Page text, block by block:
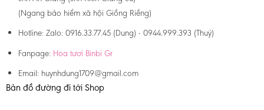
(Ngang bảo hiểm xã hội Giồng Riềng)
Hotline: Zalo: 0916.33.77.45 (Dung) - 0944.999.393 (Thuý)
Fanpage: Hoa tươi Binbi Gr
Email: huynhdung1709@gmail.com
Bản đồ đường đi tới Shop